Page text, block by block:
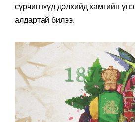
сүрчигнүүд дэлхийд хамгийн
алдартай билээ.